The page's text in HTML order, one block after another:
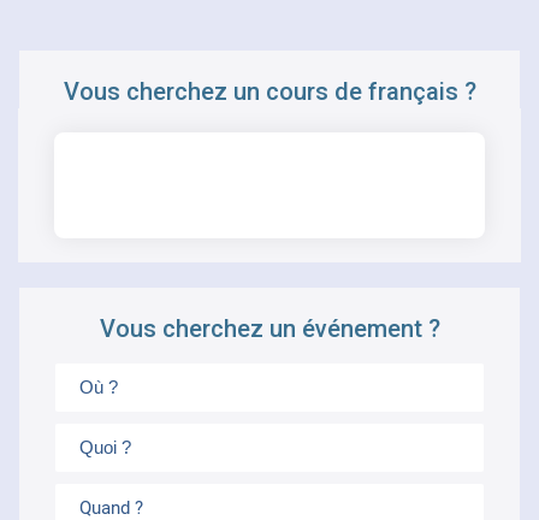
Vous cherchez un cours de français ?
Vous cherchez un événement ?
Quand ?